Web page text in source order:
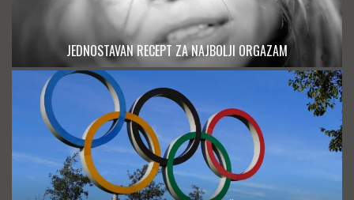
JEDNOSTAVAN RECEPT ZA NAJBOLJI ORGAZAM